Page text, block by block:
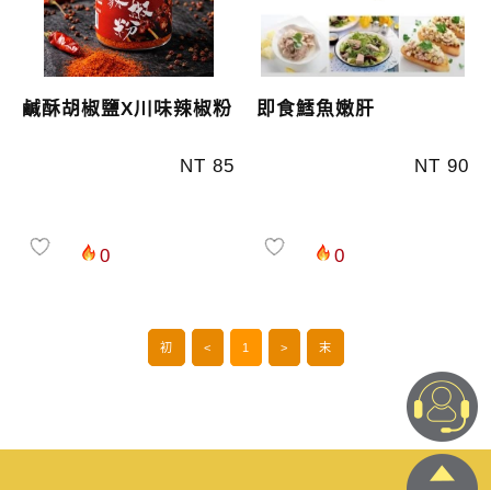
鹹酥胡椒鹽X川味辣椒粉
NT 85
0
即食鱈魚嫩肝
NT 90
0
初 < 1 > 末